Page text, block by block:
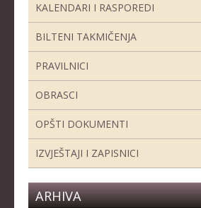
KALENDARI I RASPOREDI
BILTENI TAKMIČENJA
PRAVILNICI
OBRASCI
OPŠTI DOKUMENTI
IZVJEŠTAJI I ZAPISNICI
ARHIVA